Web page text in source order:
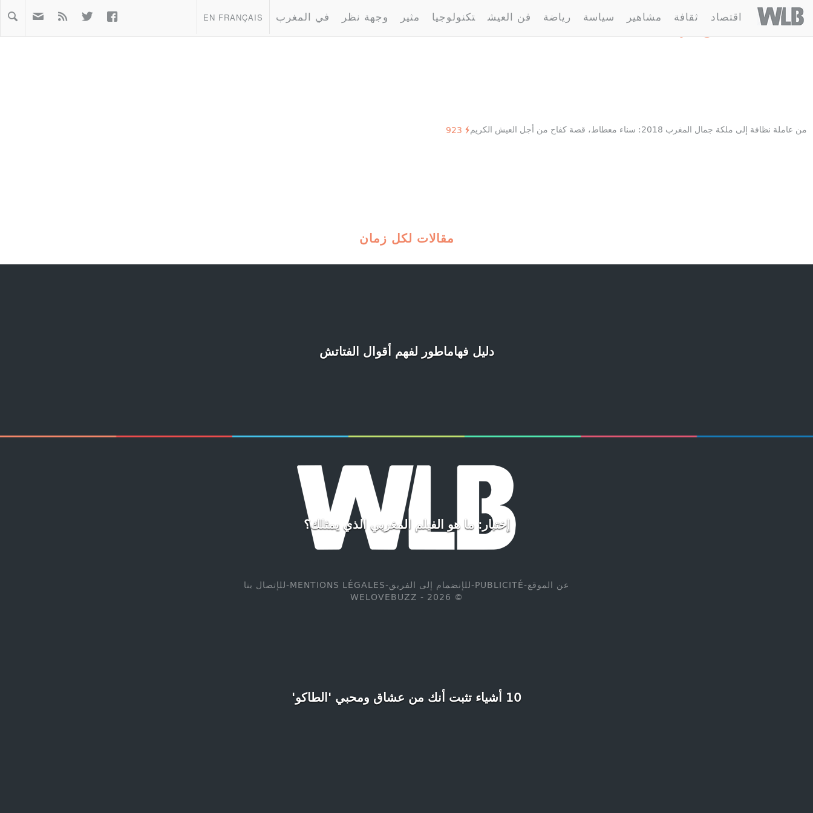
Welovebuzz
اقتصاد ثقافة مشاهير سياسة رياضة فن العيش تكنولوجيا مثير وجهة نظر في المغرب EN FRANÇAIS
   1 مقالة : قصص ملهمة
من عاملة نظافة إلى ملكة جمال المغرب 2018: سناء معطاط، قصة كفاح من أجل العيش الكريم
مقالات لكل زمان
دليل فهاماطور لفهم أقوال الفتاتش
إختبار: ما هو الفيلم المغربي الذي يمثلك؟
10 أشياء تثبت أنك من عشاق ومحبي 'الطاكو'
عن الموقع-
PUBLICITÉ
-للإنضمام إلى الفريق-
MENTIONS LÉGALES
-للإتصال بنا
© WELOVEBUZZ - 2026